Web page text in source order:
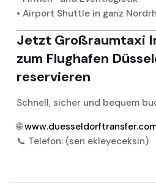
• Airport Shuttle in ganz
Jetzt Großraumtaxi
zum Flughafen
reservieren
Schnell, sicher und bequem
🌐
📞 Telefon: (sen ekleyeceksin)